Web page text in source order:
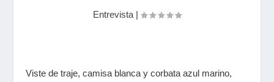
Entrevista |
Viste de traje, camisa blanca y corbata azul marino,